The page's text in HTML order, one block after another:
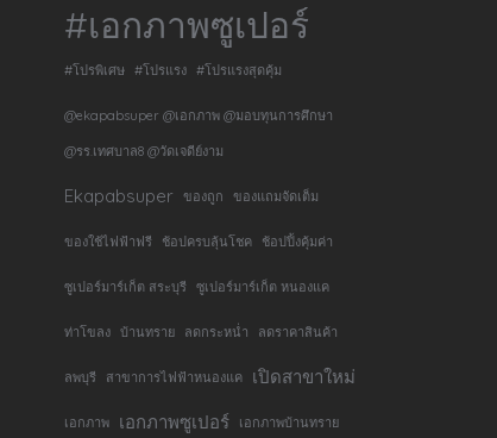
#เอกภาพซูเปอร์
#โปรพิเศษ #โปรแรง #โปรแรงสุดคุ้ม
@ekapabsuper @เอกภาพ @มอบทุนการศึกษา
@รร.เทศบาล8 @วัดเจดีย์งาม
Ekapabsuper ของถูก ของแถมจัดเต็ม
ของใช้ไฟฟ้าฟรี ช้อปครบลุ้นโชค ช้อปปิ้งคุ้มค่า
ซูเปอร์มาร์เก็ต สระบุรี ซูเปอร์มาร์เก็ต หนองแค
ท่าโขลง บ้านทราย ลดกระหน่ำ ลดราคาสินค้า
ลพบุรี สาขาการไฟฟ้าหนองแค เปิดสาขาใหม่
เอกภาพ เอกภาพซูเปอร์ เอกภาพบ้านทราย